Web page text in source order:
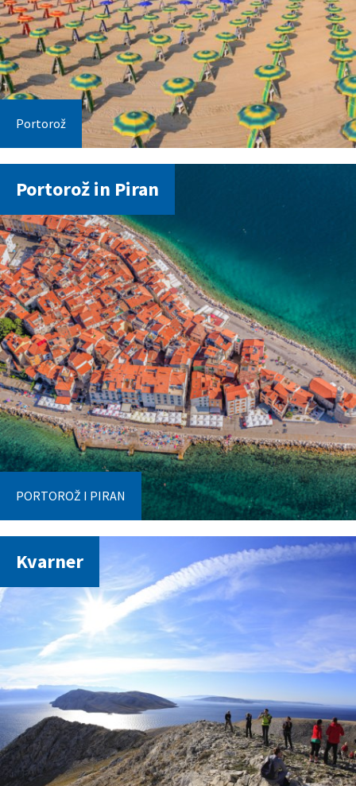
Portorož
Portorož in Piran
PORTOROŽ I PIRAN
Kvarner